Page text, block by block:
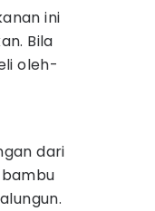
ini
Bila
oleh-
dari